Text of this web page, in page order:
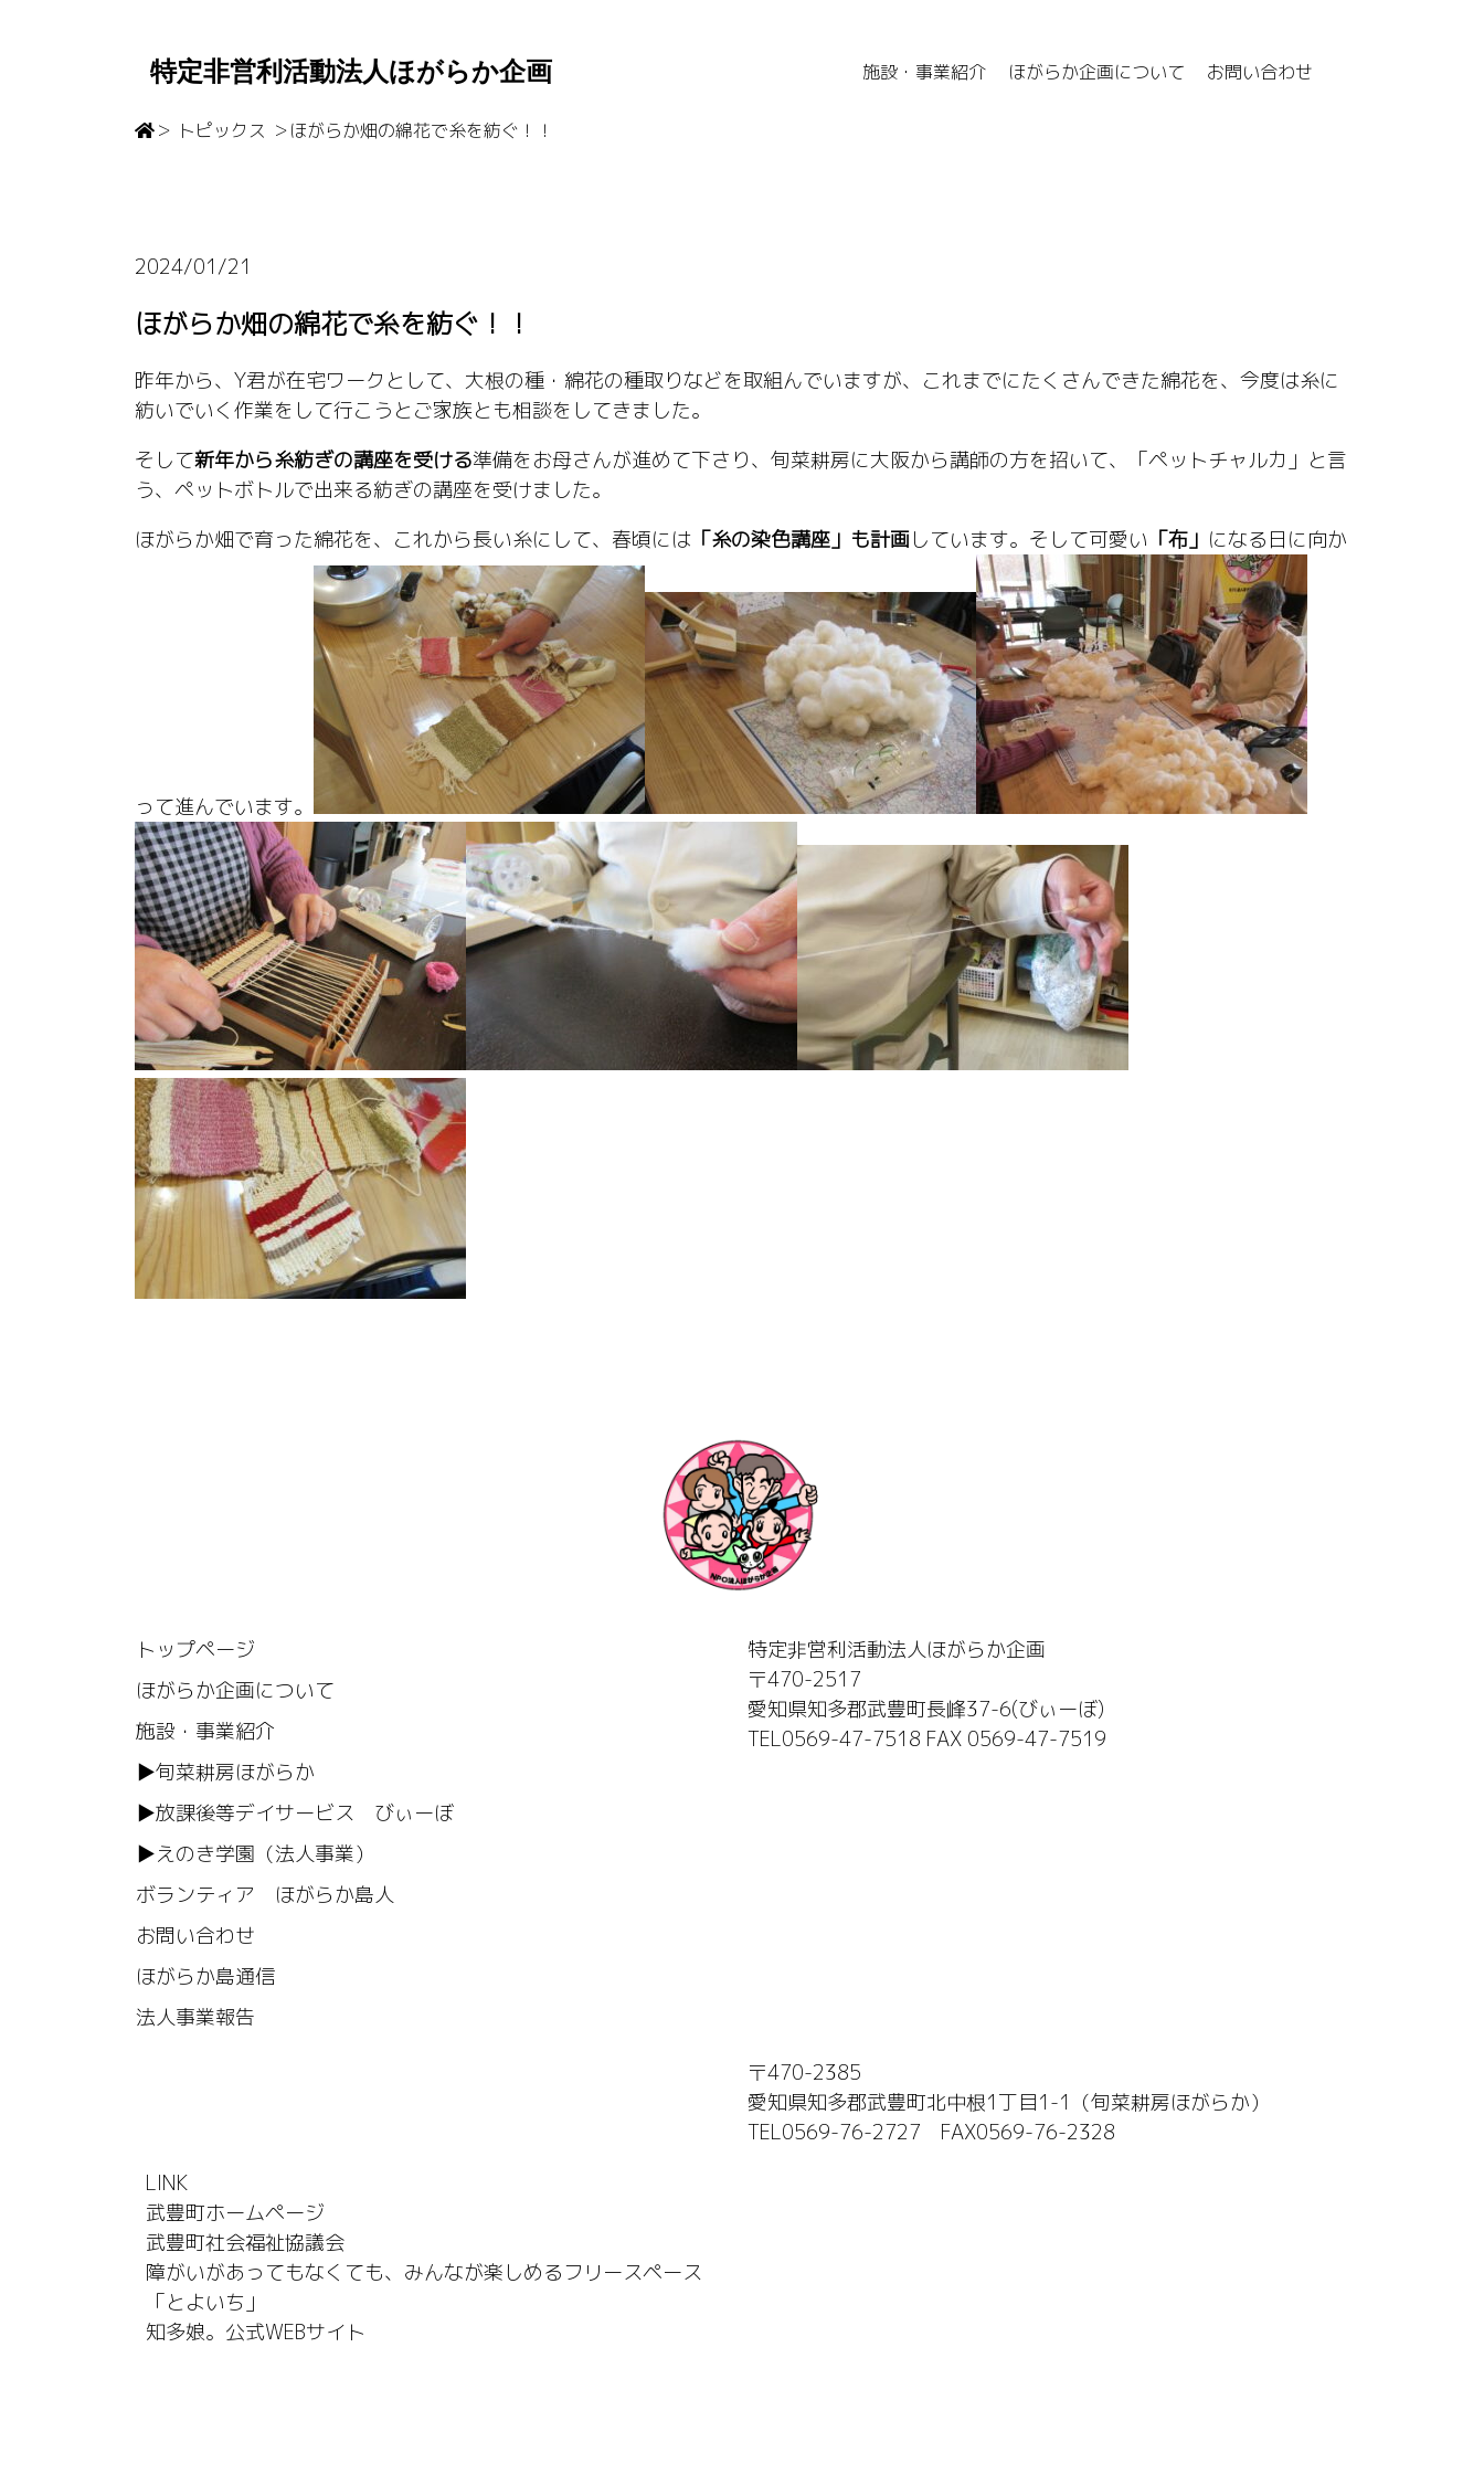
特定非営利活動法人ほがらか企画 施設・事業紹介 ほがらか企画について お問い合わせ
＞ トピックス ＞ほがらか畑の綿花で糸を紡ぐ！！
2024/01/21
ほがらか畑の綿花で糸を紡ぐ！！
昨年から、Y君が在宅ワークとして、大根の種・綿花の種取りなどを取組んでいますが、これまでにたくさんできた綿花を、今度は糸に
紡いでいく作業をして行こうとご家族とも相談をしてきました。
そして新年から糸紡ぎの講座を受ける準備をお母さんが進めて下さり、旬菜耕房に大阪から講師の方を招いて、「ペットチャルカ」と言
う、ペットボトルで出来る紡ぎの講座を受けました。
ほがらか畑で育った綿花を、これから長い糸にして、春頃には 「糸の染色講座」も計画しています。そして可愛い 「布」 になる日に向か
って進んでいます。
トップページ
ほがらか企画について
施設・事業紹介
▶旬菜耕房ほがらか
▶放課後等デイサービス びぃーぼ
▶えのき学園（法人事業）
ボランティア ほがらか島人
お問い合わせ
ほがらか島通信
法人事業報告
LINK
武豊町ホームページ
武豊町社会福祉協議会
障がいがあってもなくても、みんなが楽しめるフリースペース
「とよいち」
知多娘。公式WEBサイト
特定非営利活動法人ほがらか企画
〒470-2517
愛知県知多郡武豊町長峰37-6(びぃーぼ)
TEL0569-47-7518 FAX 0569-47-7519
〒470-2385
愛知県知多郡武豊町北中根1丁目1-1（旬菜耕房ほがらか）
TEL0569-76-2727 FAX0569-76-2328